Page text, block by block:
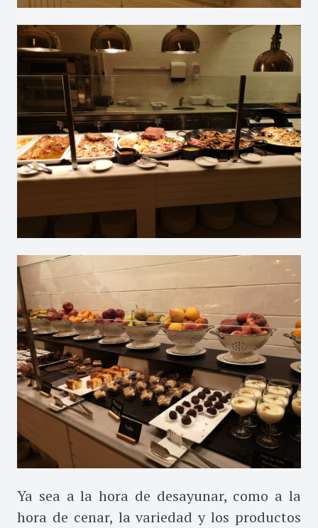
Ya sea a la hora de desayunar, como a la
hora de cenar, la variedad y los productos